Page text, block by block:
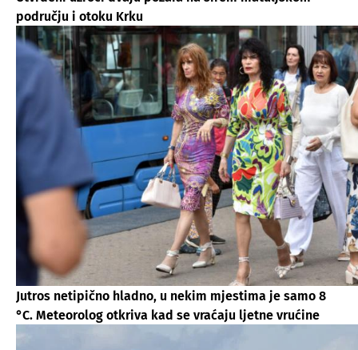
području i otoku Krku
Jutros netipično hladno, u nekim mjestima je samo 8
°C. Meteorolog otkriva kad se vraćaju ljetne vrućine